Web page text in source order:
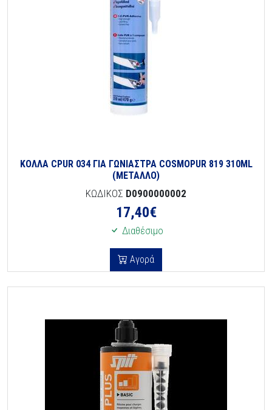
ΚΟΛΛΑ CPUR 034 ΓΙΑ ΓΩΝΙΑΣΤΡΑ COSMOPUR 819 310ML
(ΜΕΤΑΛΛΟ)
ΚΩΔΙΚΟΣ D0900000002
17,40€
Διαθέσιμο
Αγορά